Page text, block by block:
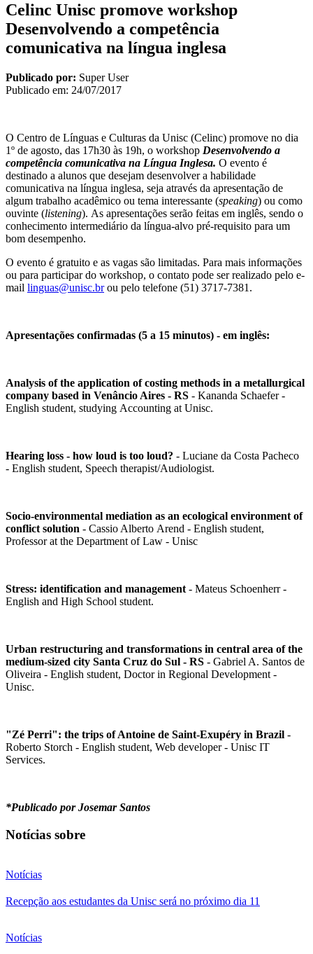
Celinc Unisc promove workshop
Desenvolvendo a competência
comunicativa na língua inglesa
Publicado por: Super User
Publicado em: 24/07/2017
O Centro de Línguas e Culturas da Unisc (Celinc) promove no dia
1º de agosto, das 17h30 às 19h, o workshop Desenvolvendo a
competência comunicativa na Língua Inglesa. O evento é
destinado a alunos que desejam desenvolver a habilidade
comunicativa na língua inglesa, seja através da apresentação de
algum trabalho acadêmico ou tema interessante (speaking) ou como
ouvinte (listening). As apresentações serão feitas em inglês, sendo o
conhecimento intermediário da língua-alvo pré-requisito para um
bom desempenho.
O evento é gratuito e as vagas são limitadas. Para mais informações
ou para participar do workshop, o contato pode ser realizado pelo e-
mail linguas@unisc.brou pelo telefone (51) 3717-7381.
Apresentações confirmadas (5 a 15 minutos) - em inglês:
Analysis of the application of costing methods in a metallurgical
company based in Venâncio Aires - RS - Kananda Schaefer -
English student, studying Accounting at Unisc.
Hearing loss - how loud is too loud? - Luciane da Costa Pacheco
- English student, Speech therapist/Audiologist.
Socio-environmental mediation as an ecological environment of
conflict solution - Cassio Alberto Arend - English student,
Professor at the Department of Law - Unisc
Stress: identification and management - Mateus Schoenherr -
English and High School student.
Urban restructuring and transformations in central area of the
medium-sized city Santa Cruz do Sul - RS - Gabriel A. Santos de
Oliveira - English student, Doctor in Regional Development -
Unisc.
"Zé Perri": the trips of Antoine de Saint-Exupéry in Brazil -
Roberto Storch - English student, Web developer - Unisc IT
Services.
*Publicado por Josemar Santos
Notícias sobre
Notícias
Recepção aos estudantes da Unisc será no próximo dia 11
Notícias